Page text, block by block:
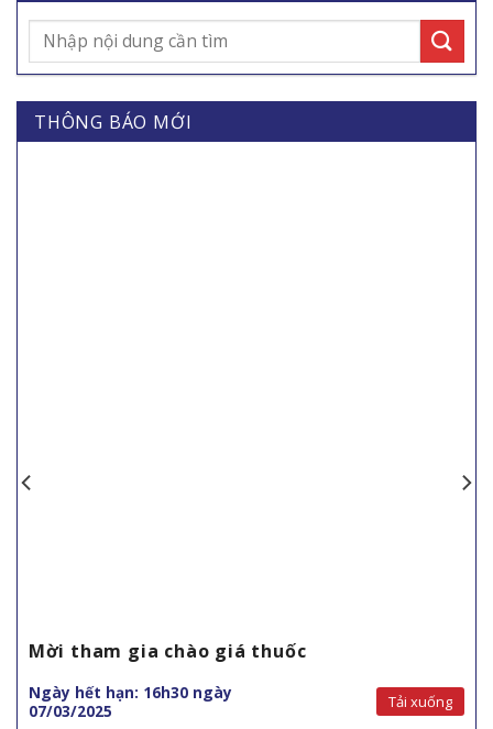
THÔNG BÁO MỚI
Mời tham gia chào giá thuốc
Ngày hết hạn: 16h30 ngày
07/03/2025
Tải xuống